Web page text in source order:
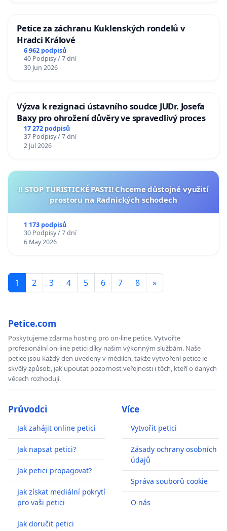
Petice za záchranu Kuklenských rondelů v
Hradci Králové
6 962 podpisů
40 Podpisy / 7 dní
30 Jun 2026
Výzva k rezignaci ústavního soudce JUDr. Josefa
Baxy pro ohrožení důvěry ve spravedlivý proces
17 272 podpisů
37 Podpisy / 7 dní
2 Jul 2026
‼️ STOP TURISTICKÉ PASTI! Chceme důstojné využití
prostoru na Radnických schodech
1 173 podpisů
30 Podpisy / 7 dní
6 May 2026
1 2 3 4 5 6 7 8 »
Petice.com
Poskytujeme zdarma hosting pro on-line petice. Vytvořte
profesionální on-line petici díky našim výkonným službám. Naše
petice jsou každý den uvedeny v médiích, takže vytvoření petice je
skvělý způsob, jak upoutat pozornost veřejnosti i těch, kteří o daných
věcech rozhodují.
Průvodci
Jak zahájit online petici
Jak napsat petici?
Jak petici propagovat?
Jak získat mediální pokrytí
pro vaši petici
Jak doručit petici
Více
Vytvořit petici
Zásady ochrany osobních
údajů
Správa souborů cookie
O nás